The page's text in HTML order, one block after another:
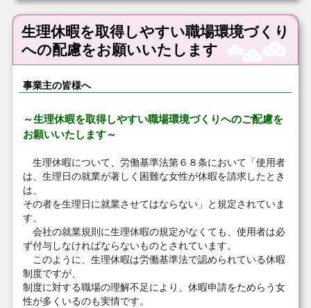
生理休暇を取得しやすい職場環境づくり
への配慮をお願いいたします
事業主の皆様へ
～生理休暇を取得しやすい職場環境づくりへのご配慮を
お願いいたします～
生理休暇について、労働基準法第６８条において「使用者
は、生理日の就業が著しく困難な女性が休暇を請求したとき
は、
その者を生理日に就業させてはならない」と規定されていま
す。
会社の就業規則に生理休暇の規定がなくても、使用者は必
ず付与しなければならないものとされています。
このように、生理休暇は労働基準法で認められている休暇
制度ですが、
制度に対する職場の理解不足により、休暇申請をためらう女
性が多くいるのも実情です。